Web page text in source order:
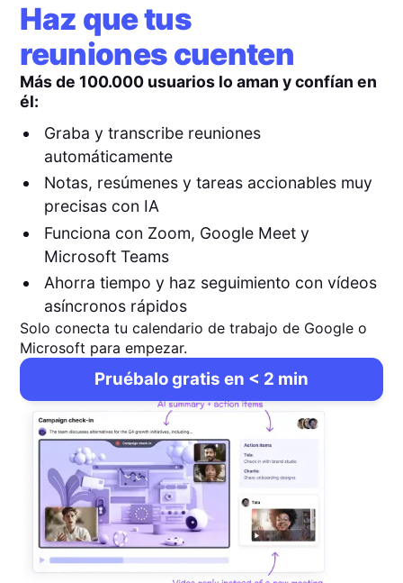
Haz que tus
reuniones cuenten
Más de 100.000 usuarios lo aman y confían en
él:
Graba y transcribe reuniones
automáticamente
Notas, resúmenes y tareas accionables muy
precisas con IA
Funciona con Zoom, Google Meet y
Microsoft Teams
Ahorra tiempo y haz seguimiento con vídeos
asíncronos rápidos
Solo conecta tu calendario de trabajo de Google o
Microsoft para empezar.
Pruébalo gratis en < 2 min